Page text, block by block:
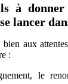
à
lancer
aux
:
le